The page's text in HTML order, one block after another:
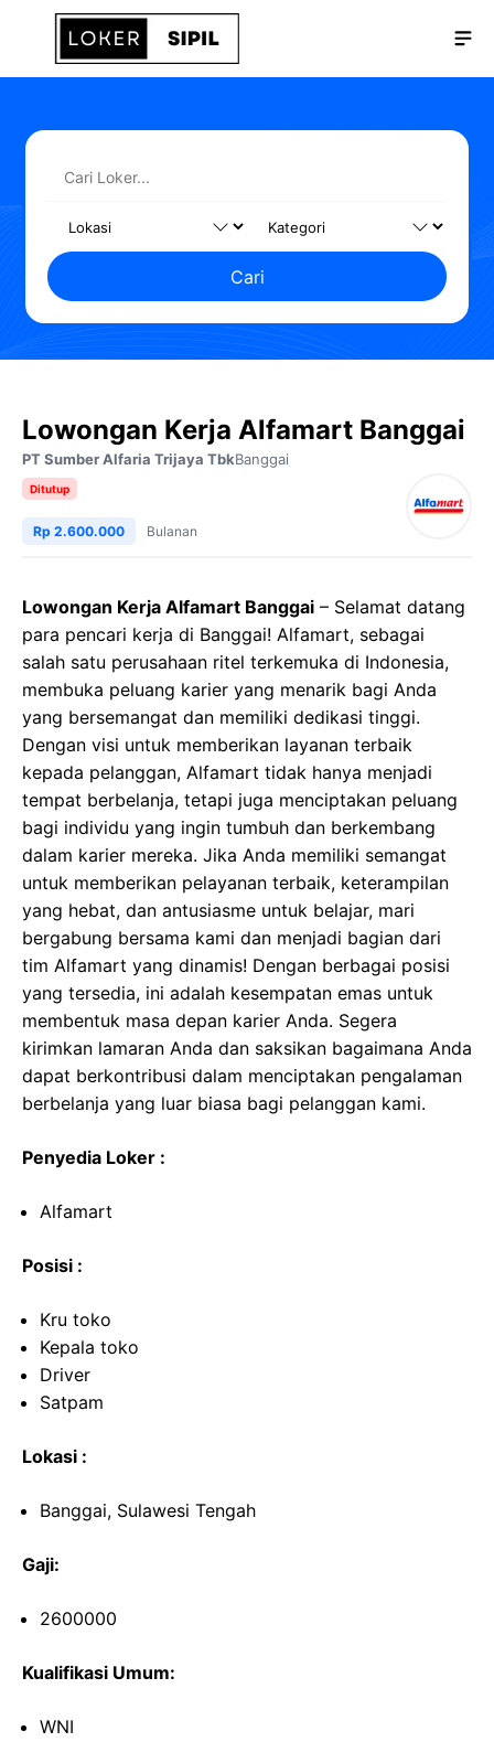
Langsung
Cari
Lowongan Kerja Alfamart Banggai
PT Sumber Alfaria Trijaya TbkBanggai
Ditutup
Rp 2.600.000 Bulanan
Lowongan Kerja Alfamart Banggai – Selamat datang
para pencari kerja di Banggai! Alfamart, sebagai
salah satu perusahaan ritel terkemuka di Indonesia,
membuka peluang karier yang menarik bagi Anda
yang bersemangat dan memiliki dedikasi tinggi.
Dengan visi untuk memberikan layanan terbaik
kepada pelanggan, Alfamart tidak hanya menjadi
tempat berbelanja, tetapi juga menciptakan peluang
bagi individu yang ingin tumbuh dan berkembang
dalam karier mereka. Jika Anda memiliki semangat
untuk memberikan pelayanan terbaik, keterampilan
yang hebat, dan antusiasme untuk belajar, mari
bergabung bersama kami dan menjadi bagian dari
tim Alfamart yang dinamis! Dengan berbagai posisi
yang tersedia, ini adalah kesempatan emas untuk
membentuk masa depan karier Anda. Segera
kirimkan lamaran Anda dan saksikan bagaimana Anda
dapat berkontribusi dalam menciptakan pengalaman
berbelanja yang luar biasa bagi pelanggan kami.
Penyedia Loker :
Alfamart
Posisi :
Kru toko
Kepala toko
Driver
Satpam
Lokasi :
Banggai, Sulawesi Tengah
Gaji:
2600000
Kualifikasi Umum:
WNI